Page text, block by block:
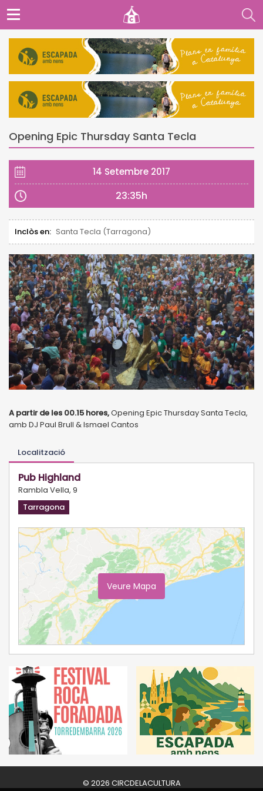
Opening Epic Thursday Santa Tecla
14 Setembre 2017
23:35h
Inclòs en: Santa Tecla (Tarragona)
A partir de les 00.15 hores,Opening Epic Thursday Santa Tecla,
amb DJ Paul Brull & Ismael Cantos
Localització
Pub Highland
Rambla Vella, 9
Tarragona
Veure Mapa
© 2026 CIRCDELACULTURA